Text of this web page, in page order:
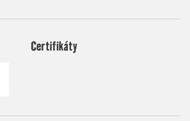
Certifikáty